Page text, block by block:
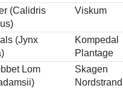
(Calidris
Viskum
(Jynx
Kompedal
Plantage
Lom
Skagen
Nordstrand